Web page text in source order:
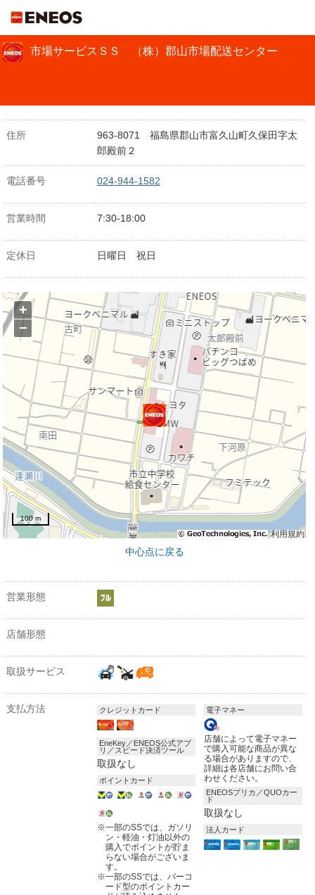
市場サービスＳＳ （株）郡山市場配送センター
住所
963-8071 福島県郡山市富久山町久保田字太
郎殿前２
電話番号 024-944-1582
営業時間 7:30-18:00
定休日 日曜日 祝日
利用規約
+
−
100 m
中心点に戻る
営業形態
店舗形態
取扱サービス
支払方法 クレジットカード
EneKey／ENEOS公式アプ
リ／スピード決済ツール
取扱なし
ポイントカード
※一部のSSでは、ガソリ
ン・軽油・灯油以外の
購入でポイントが貯ま
らない場合がございま
す。
※一部のSSでは、バーコ
ード型のポイントカー
電子マネー
店舗によって電子マネー
で購入可能な商品が異な
る場合がありますので、
詳細は各店舗にお問い合
わせください。
ENEOSプリカ／QUOカー
ド
取扱なし
法人カード